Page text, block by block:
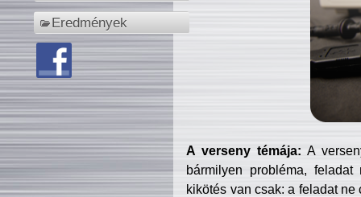
Eredmények
A verseny témája: A
bármilyen probléma, feladat
kikötés van csak: a feladat